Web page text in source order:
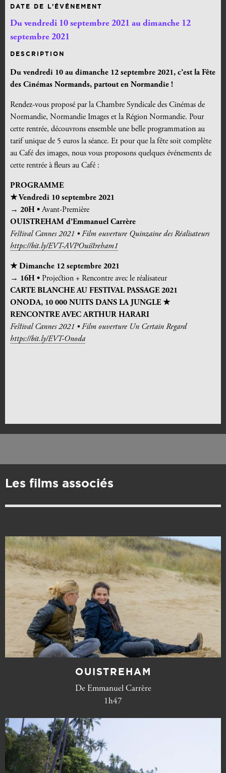
DATE DE L’ÉVÉNEMENT
Du vendredi 10 septembre 2021 au dimanche 12
septembre 2021
DESCRIPTION
Du vendredi 10 au dimanche 12 septembre 2021, c’est la Fête
des Cinémas Normands, partout en Normandie !
Rendez-vous proposé par la Chambre Syndicale des Cinémas de
Normandie, Normandie Images et la Région Normandie. Pour
cette rentrée, découvrons ensemble une belle programmation au
tarif unique de 5 euros la séance. Et pour que la fête soit complète
au Café des images, nous vous proposons quelques événements de
cette rentrée à fleurs au Café :
PROGRAMME
★ Vendredi 10 septembre 2021
→ 20H •Avant-Première
OUISTREHAM d’Emmanuel Carrère
Festival Cannes 2021 • Film ouverture Quinzaine des Réalisateurs
https://bit.ly/EVT-AVPOuistreham1
★ Dimanche 12 septembre 2021
→ 16H • Projection + Rencontre avec le réalisateur
CARTE BLANCHE AU FESTIVAL PASSAGE 2021
ONODA, 10 000 NUITS DANS LA JUNGLE ★
RENCONTRE AVEC ARTHUR HARARI
Festival Cannes 2021 • Film ouverture Un Certain Regard
https://bit.ly/EVT-Onoda
Les films associés
OUISTREHAM
De Emmanuel Carrère
1h47